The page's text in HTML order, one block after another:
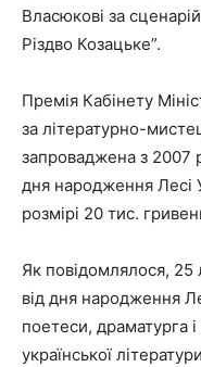
Власюкові за
Різдво Козацьке”.
Премія Кабінету
за літературно-
запроваджена з 2007
дня народження Лесі
розмірі 20 тис.
Як повідомлялося, 25
від дня народження
поетеси, драматурга
української